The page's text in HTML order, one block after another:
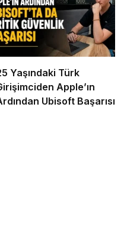
Yaşındaki Türk
Apple’ın
Ubisoft Başarısı